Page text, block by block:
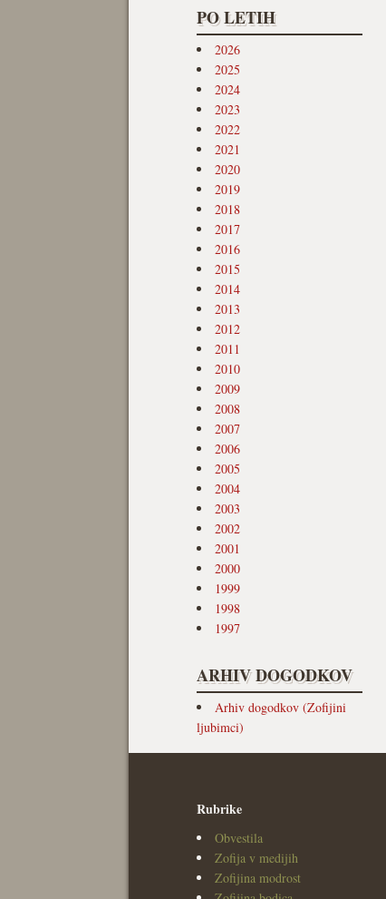
PO LETIH
2026
2025
2024
2023
2022
2021
2020
2019
2018
2017
2016
2015
2014
2013
2012
2011
2010
2009
2008
2007
2006
2005
2004
2003
2002
2001
2000
1999
1998
1997
ARHIV DOGODKOV
Arhiv dogodkov (Zofijini
ljubimci)
Rubrike
Obvestila
Zofija v medijih
Zofijina modrost